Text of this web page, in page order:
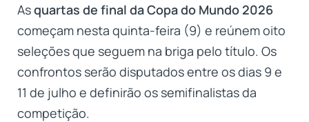
Asquartas de final da Copa do Mundo 2026
começam nesta quinta-feira (9) e reúnem oito
seleções que seguem na briga pelo título. Os
confrontos serão disputados entre os dias 9 e
11 de julho e definirão os semifinalistas da
competição.